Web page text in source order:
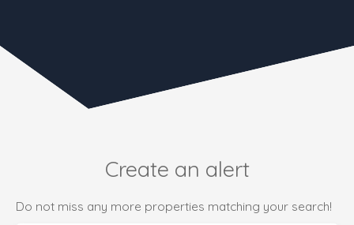
Create an alert
Do not miss any more properties matching your search!